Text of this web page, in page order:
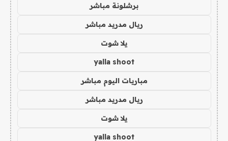
برشلونة مباشر
ريال مدريد مباشر
يلا شوت
yalla shoot
مباريات اليوم مباشر
ريال مدريد مباشر
يلا شوت
yalla shoot